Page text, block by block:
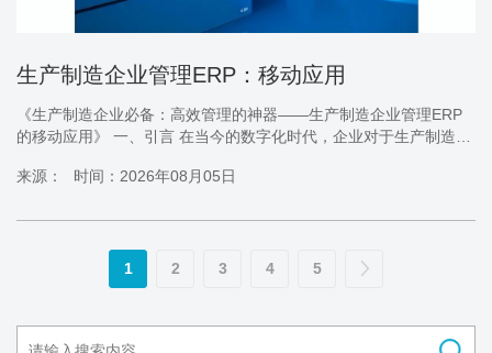
生产制造企业管理ERP：移动应用
《生产制造企业必备：高效管理的神器——生产制造企业管理ERP
的移动应用》 一、引言 在当今的数字化时代，企业对于生产制造管
本，成为企业所面临的重大挑战。为此，生产制造企业管理ERP的
深入探讨生产制造企业管理ERP的移动应用，挖掘其产品特点、品
牌优势以及如何为企业带来正面宣传和效益。
来源： 时间：2026年08月05日
1 2 3 4 5